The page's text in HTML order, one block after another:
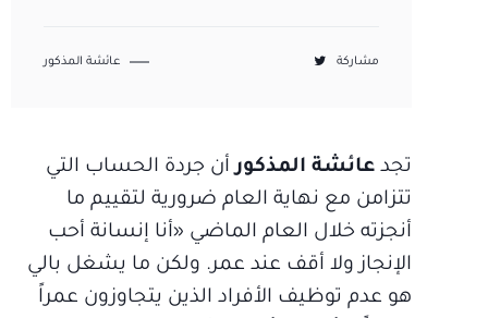
مشاركة عائشة المذكور
تجد عائشة المذكورأن جردة الحساب التي
تتزامن مع نهاية العام ضرورية لتقييم ما
أنجزته خلال العام الماضي «أنا إنسانة أحب
الإنجاز ولا أقف عند عمر. ولكن ما يشغل بالي
هو عدم توظيف الأفراد الذين يتجاوزون عمراً